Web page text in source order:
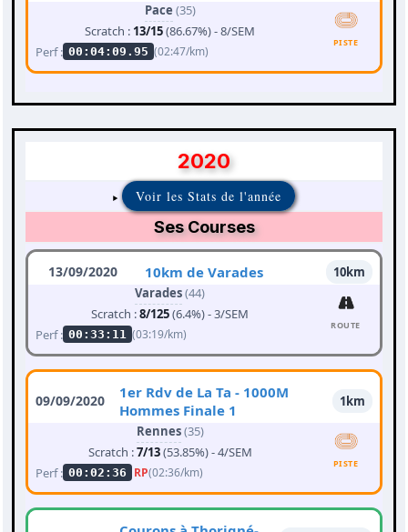
Pace (35)
Scratch : 13/15(86.67%) - 8/SEM
Perf : 00:04:09.95 (02:47/km)
PISTE
2020
Voir les Stats de l'année
Ses Courses
13/09/2020 10km de Varades
10km
Varades(44)
Scratch :8/125(6.4%) - 3/SEM
Perf : 00:33:11 (03:19/km)
ROUTE
09/09/2020
1er Rdv de La Ta - 1000M
Hommes Finale 1
1km
Rennes(35)
Scratch :7/13(53.85%) - 4/SEM
Perf : 00:02:36 RP(02:36/km)
PISTE